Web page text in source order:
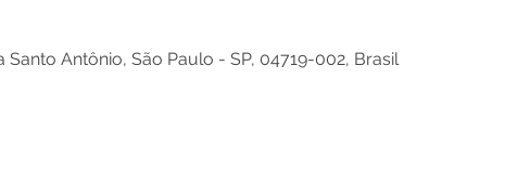
Santo Antônio, São Paulo - SP, 04719-002, Brasil